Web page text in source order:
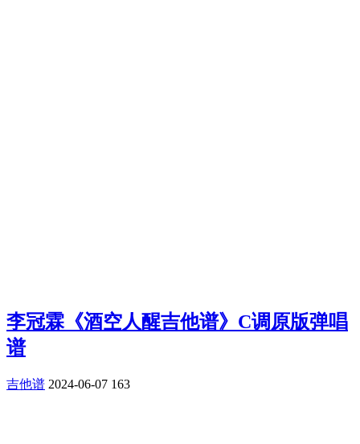
李冠霖《酒空人醒吉他谱》C调原版弹唱
谱
吉他谱 2024-06-07 163